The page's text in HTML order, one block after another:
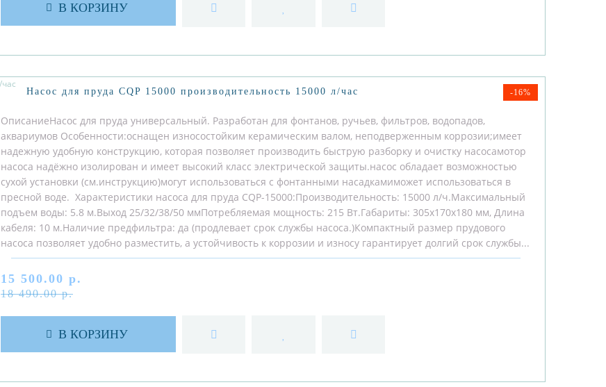
В КОРЗИНУ
-16%
Насос для пруда CQP 15000 производительность 15000 л/час
ОписаниеНасос для пруда универсальный. Разработан для фонтанов, ручьев, фильтров, водопадов,
аквариумов Особенности:оснащен износостойким керамическим валом, неподверженным коррозии;имеет
надежную удобную конструкцию, которая позволяет производить быструю разборку и очистку насосамотор
насоса надёжно изолирован и имеет высокий класс электрической защиты.насос обладает возможностью
сухой установки (см.инструкцию)могут использоваться с фонтанными насадкамиможет использоваться в
пресной воде. Характеристики насоса для пруда CQP-15000:Производительность: 15000 л/ч.Максимальный
подъем воды: 5.8 м.Выход 25/32/38/50 ммПотребляемая мощность: 215 Вт.Габариты: 305x170x180 мм, Длина
кабеля: 10 м.Наличие предфильтра: да (продлевает срок службы насоса.)Компактный размер прудового
насоса позволяет удобно разместить, а устойчивость к коррозии и износу гарантирует долгий срок службы...
15 500.00 р.
18 490.00 р.
В КОРЗИНУ